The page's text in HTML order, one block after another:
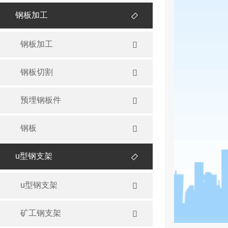
钢板加工 
钢板加工 
钢板切割 
预埋钢板件 
钢板 
u型钢支架 
u型钢支架 
矿工钢支架 